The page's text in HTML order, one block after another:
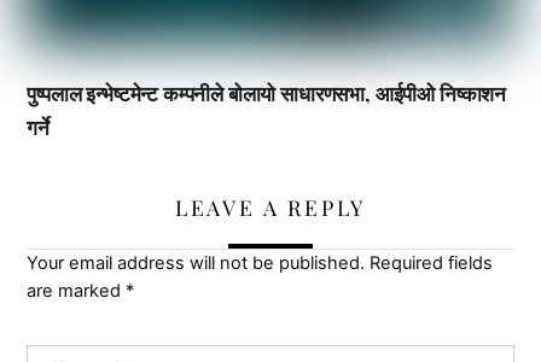
पुष्पलाल इन्भेष्टमेन्ट कम्पनीले बोलायो साधारणसभा, आईपीओ निष्काशन
गर्ने
LEAVE A REPLY
Your email address will not be published. Required fields
are marked *